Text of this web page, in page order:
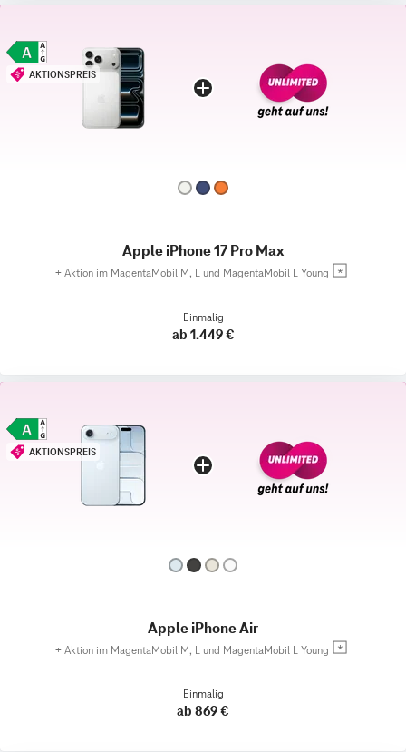
AKTIONSPREIS
Apple iPhone 17 Pro Max
+ Aktion im MagentaMobil M, L und MagentaMobil L Young
Einmalig
ab 1.449 €
AKTIONSPREIS
Apple iPhone Air
+ Aktion im MagentaMobil M, L und MagentaMobil L Young
Einmalig
ab 869 €